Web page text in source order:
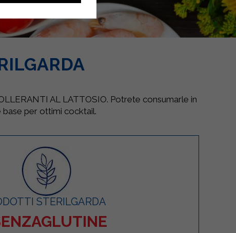
AL LATTOSIO. Potrete consumarle in
per ottimi cocktail.
STERILGARDA